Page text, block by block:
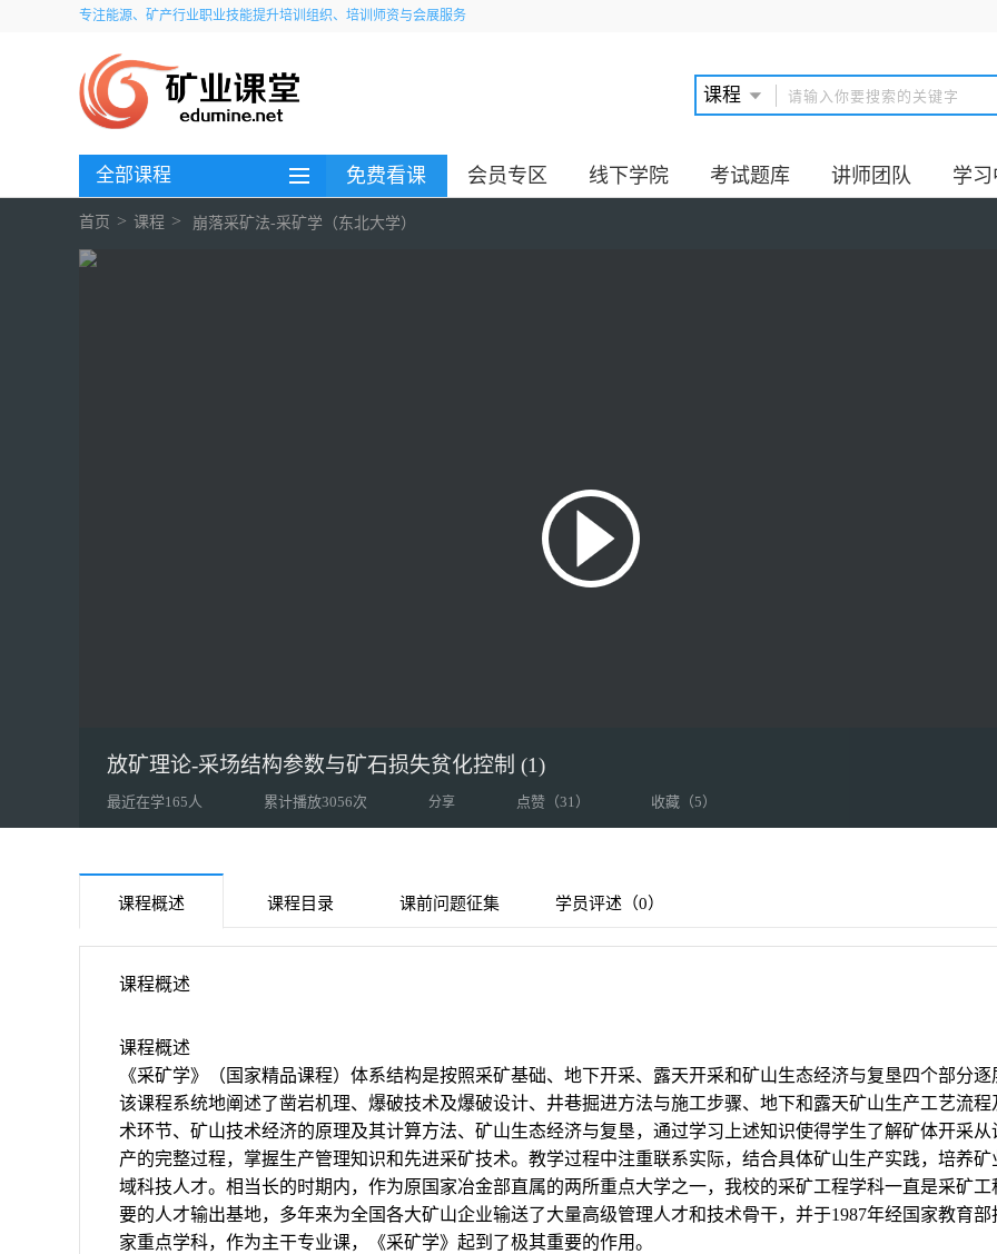
专注能源、矿产行业职业技能提升培训组织、培训师资与会展服务
全部课程 免费看课 会员专区 线下学院 考试题库 讲师团队 学
首页 > 课程 > 崩落采矿法-采矿学（东北大学）
放矿理论-采场结构参数与矿石损失贫化控制 (1)
最近在学165人 累计播放3056次 分享 点赞（31） 收藏（5）
课程概述 课程目录 课前问题征集 学员评述（0）
课程概述
课程概述
《采矿学》（国家精品课程）体系结构是按照采矿基础、地下开采、露天开采和矿山生态经济与复垦四个部分逐
该课程系统地阐述了凿岩机理、爆破技术及爆破设计、井巷掘进方法与施工步骤、地下和露天矿山生产工艺流程
术环节、矿山技术经济的原理及其计算方法、矿山生态经济与复垦，通过学习上述知识使得学生了解矿体开采从
产的完整过程，掌握生产管理知识和先进采矿技术。教学过程中注重联系实际，结合具体矿山生产实践，培养矿
域科技人才。相当长的时期内，作为原国家冶金部直属的两所重点大学之一，我校的采矿工程学科一直是采矿工
要的人才输出基地，多年来为全国各大矿山企业输送了大量高级管理人才和技术骨干，并于1987年经国家教育部
家重点学科，作为主干专业课，《采矿学》起到了极其重要的作用。